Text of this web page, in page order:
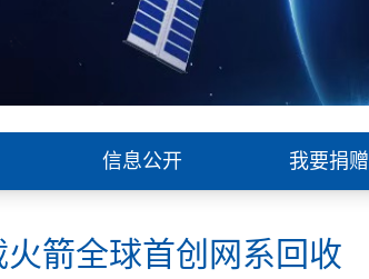
信息公开 我要捐赠
箭全球首创网系回收